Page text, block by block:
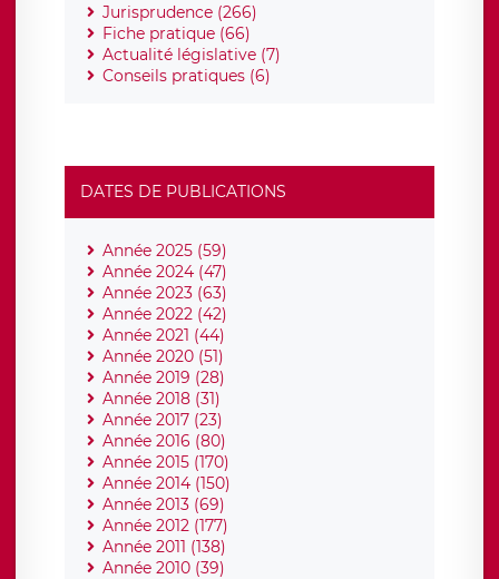
Jurisprudence (266)
Fiche pratique (66)
Actualité législative (7)
Conseils pratiques (6)
DATES DE PUBLICATIONS
Année 2025 (59)
Année 2024 (47)
Année 2023 (63)
Année 2022 (42)
Année 2021 (44)
Année 2020 (51)
Année 2019 (28)
Année 2018 (31)
Année 2017 (23)
Année 2016 (80)
Année 2015 (170)
Année 2014 (150)
Année 2013 (69)
Année 2012 (177)
Année 2011 (138)
Année 2010 (39)